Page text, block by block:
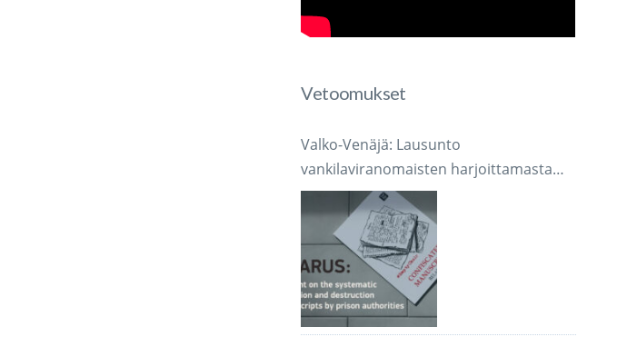
Vetoomukset
Valko-Venäjä: Lausunto
vankilaviranomaisten harjoittamasta
järjestelmällisestä käsikirjoitusten
takavarikoinnista ja tuhoamisesta